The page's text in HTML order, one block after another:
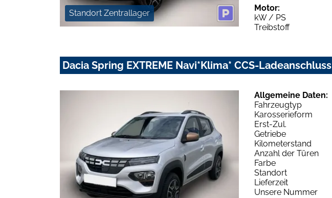
Standort Zentrallager
Motor:
kW / PS
Treibstoff
Dacia Spring EXTREME Navi*Klima* CCS-Ladeanschluss
Allgemeine Daten:
Fahrzeugtyp
Karosserieform
Erst-Zul.
Getriebe
Kilometerstand
Anzahl der Türen
Farbe
Standort
Lieferzeit
Unsere Nummer